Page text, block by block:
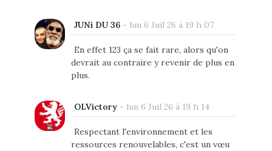
JUNi DU 36- lun 6 Juil 26 à 19 h 07
En effet 123 ça se fait rare, alors qu'on
devrait au contraire y revenir de plus en
plus.
OLVictory- lun 6 Juil 26 à 19 h 14
Respectant l'environnement et les
ressources renouvelables, c'est un vœu